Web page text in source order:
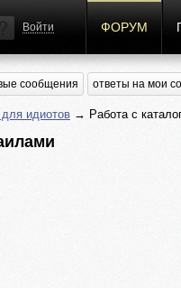
Войти ФОРУМ
сообщения ответы на мои
для идиотов → Работа с